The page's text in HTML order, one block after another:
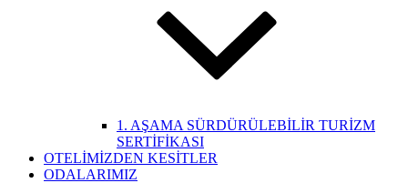
1. AŞAMA SÜRDÜRÜLEBİLİR TURİZM
SERTİFİKASI
OTELİMİZDEN KESİTLER
ODALARIMIZ